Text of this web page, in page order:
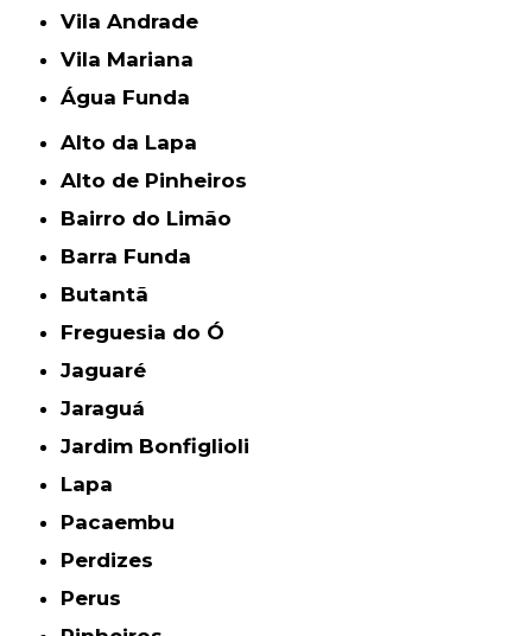
Vila Andrade
Vila Mariana
Água Funda
Alto da Lapa
Alto de Pinheiros
Bairro do Limão
Barra Funda
Butantã
Freguesia do Ó
Jaguaré
Jaraguá
Jardim Bonfiglioli
Lapa
Pacaembu
Perdizes
Perus